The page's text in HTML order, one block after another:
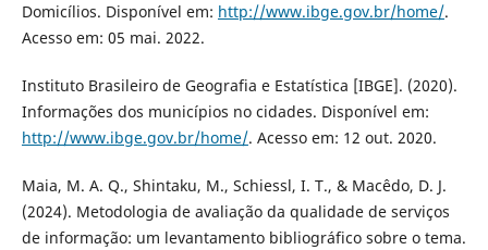
Domicílios. Disponível em: http://www.ibge.gov.br/home/.
Acesso em: 05 mai. 2022.
Instituto Brasileiro de Geografia e Estatística [IBGE]. (2020).
Informações dos municípios no cidades. Disponível em:
http://www.ibge.gov.br/home/. Acesso em: 12 out. 2020.
Maia, M. A. Q., Shintaku, M., Schiessl, I. T., & Macêdo, D. J.
(2024). Metodologia de avaliação da qualidade de serviços
de informação: um levantamento bibliográfico sobre o tema.